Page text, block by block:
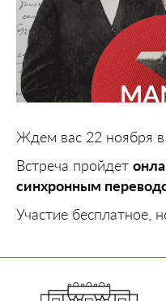
Ждем вас 22 ноября в
Встреча пройдет
синхронным
Участие бесплатное,